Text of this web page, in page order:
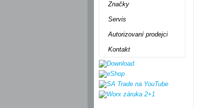
Značky
Servis
Autorizovaní prodejci
Kontakt